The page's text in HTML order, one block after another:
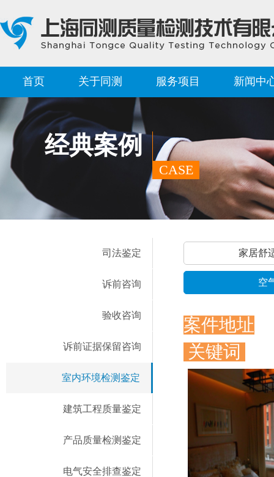
首页 关于同测 服务项目 新闻中
经典案例
CASE
司法鉴定
诉前咨询
验收咨询
诉前证据保留咨询
室内环境检测鉴定
建筑工程质量鉴定
产品质量检测鉴定
电气安全排查鉴定
家居舒
空
案件地址
关键词